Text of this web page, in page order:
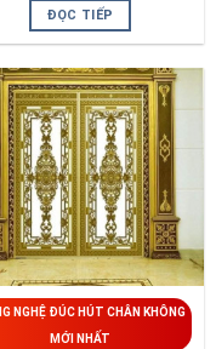
ĐỌC TIẾP
NGHỆ ĐÚC HÚT CHÂN KHÔNG
MỚI NHẤT